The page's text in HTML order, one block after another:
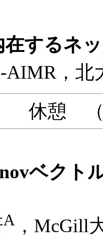
在するネ
AIMR，北
休憩 （
ベクト
A ，McGill